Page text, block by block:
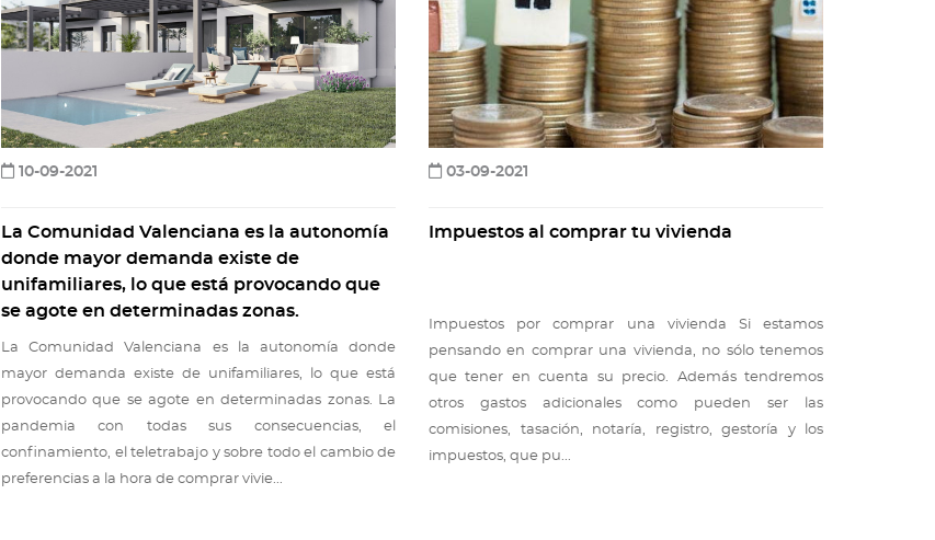
10-09-2021
La Comunidad Valenciana es la autonomía
donde mayor demanda existe de
unifamiliares, lo que está provocando que
se agote en determinadas zonas.
La Comunidad Valenciana es la autonomía donde
mayor demanda existe de unifamiliares, lo que está
provocando que se agote en determinadas zonas. La
pandemia con todas sus consecuencias, el
confinamiento, el teletrabajo y sobre todo el cambio de
preferencias a la hora de comprar vivie...
03-09-2021
Impuestos al comprar tu vivienda
Impuestos por comprar una vivienda Si estamos
pensando en comprar una vivienda, no sólo tenemos
que tener en cuenta su precio. Además tendremos
otros gastos adicionales como pueden ser las
comisiones, tasación, notaría, registro, gestoría y los
impuestos, que pu...